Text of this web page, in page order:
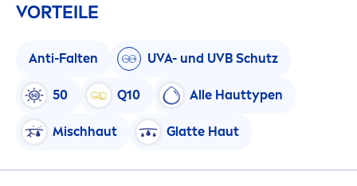
VORTEILE
Anti-Falten UVA- und UVB Schutz
50 Q10 Alle Hauttypen
Mischhaut Glatte Haut